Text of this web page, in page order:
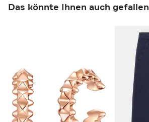
Das könnte Ihnen auch gefallen